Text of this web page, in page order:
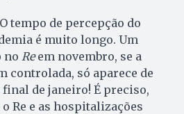
tempo de percepção do
é muito longo. Um
no Reem novembro, se a
controlada, só aparece de
de janeiro! É preciso,
Re e as hospitalizações